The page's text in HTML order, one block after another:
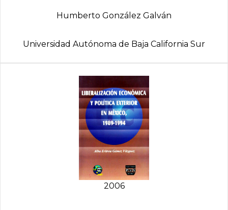
Humberto González Galván
Universidad Autónoma de Baja California Sur
2006